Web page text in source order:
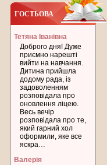
ГОСТЬОВА
Тетяна Іванівна
Доброго дня! Дуже
приємно нарешті
вийти на навчання.
Дитина прийшла
додому рада, із
задоволенням
розповідала про
оновлення ліцею.
Весь вечір
розповідала про те,
який гарний хол
оформили, яке все
яскра…
Валерія